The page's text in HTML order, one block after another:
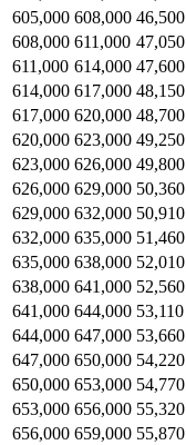
605,000 608,000 46,500
608,000 611,000 47,050
611,000 614,000 47,600
614,000 617,000 48,150
617,000 620,000 48,700
620,000 623,000 49,250
623,000 626,000 49,800
626,000 629,000 50,360
629,000 632,000 50,910
632,000 635,000 51,460
635,000 638,000 52,010
638,000 641,000 52,560
641,000 644,000 53,110
644,000 647,000 53,660
647,000 650,000 54,220
650,000 653,000 54,770
653,000 656,000 55,320
656,000 659,000 55,870